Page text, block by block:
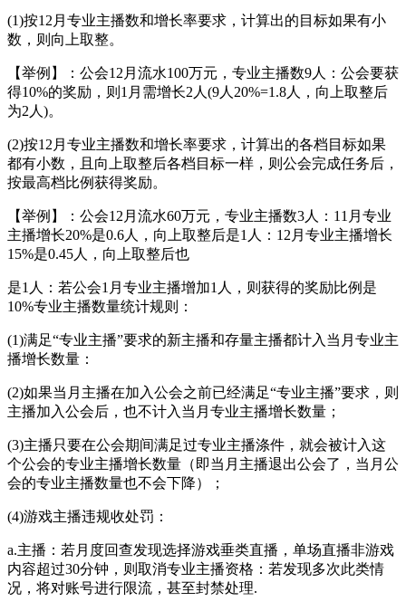
(1)按12月专业主播数和增长率要求，计算出的目标如果有小
数，则向上取整。
【举例】：公会12月流水100万元，专业主播数9人：公会要获
得10%的奖励，则1月需增长2人(9人20%=1.8人，向上取整后
为2人)。
(2)按12月专业主播数和增长率要求，计算出的各档目标如果
都有小数，且向上取整后各档目标一样，则公会完成任务后，
按最高档比例获得奖励。
【举例】：公会12月流水60万元，专业主播数3人：11月专业
主播增长20%是0.6人，向上取整后是1人：12月专业主播增长
15%是0.45人，向上取整后也
是1人：若公会1月专业主播增加1人，则获得的奖励比例是
10%专业主播数量统计规则：
(1)满足“专业主播”要求的新主播和存量主播都计入当月专业主
播增长数量：
(2)如果当月主播在加入公会之前已经满足“专业主播”要求，则
主播加入公会后，也不计入当月专业主播增长数量；
(3)主播只要在公会期间满足过专业主播涤件，就会被计入这
个公会的专业主播增长数量（即当月主播退出公会了，当月公
会的专业主播数量也不会下降）；
(4)游戏主播违规收处罚：
a.主播：若月度回查发现选择游戏垂类直播，单场直播非游戏
内容超过30分钟，则取消专业主播资格：若发现多次此类情
况，将对账号进行限流，甚至封禁处理.